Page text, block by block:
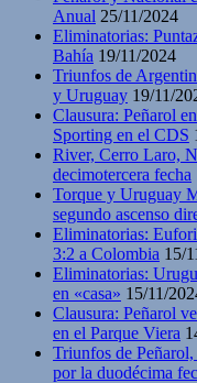
Anual 25/11/2024
Eliminatorias:
Bahía 19/11/2024
Triunfos de
y Uruguay 19/11/
Clausura: Peñarol
Sporting en el CDS
River, Cerro Laro,
decimotercera fecha
Torque y Uruguay
segundo ascenso
Eliminatorias:
3:2 a Colombia 15/
Eliminatorias:
en «casa» 15/11/
Clausura: Peñarol
en el Parque Viera
Triunfos de
por la duodécima